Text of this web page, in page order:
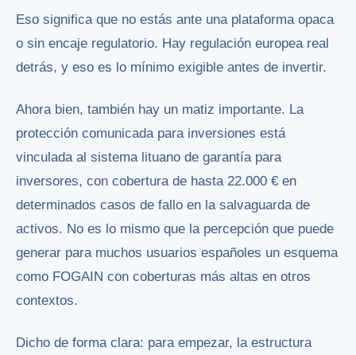
Eso significa que no estás ante una plataforma opaca
o sin encaje regulatorio. Hay regulación europea real
detrás, y eso es lo mínimo exigible antes de invertir.
Ahora bien, también hay un matiz importante. La
protección comunicada para inversiones está
vinculada al sistema lituano de garantía para
inversores, con cobertura de hasta 22.000 € en
determinados casos de fallo en la salvaguarda de
activos. No es lo mismo que la percepción que puede
generar para muchos usuarios españoles un esquema
como FOGAIN con coberturas más altas en otros
contextos.
Dicho de forma clara: para empezar, la estructura